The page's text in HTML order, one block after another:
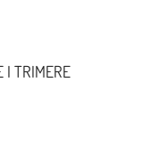
I TRIMERE